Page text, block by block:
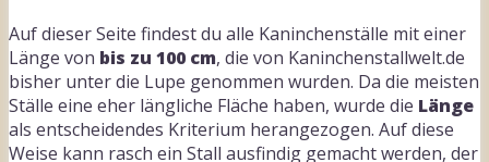
Auf dieser Seite findest du alle Kaninchenställe mit einer
Länge von bis zu 100 cm, die von Kaninchenstallwelt.de
bisher unter die Lupe genommen wurden. Da die meisten
Ställe eine eher längliche Fläche haben, wurde die Länge
als entscheidendes Kriterium herangezogen. Auf diese
Weise kann rasch ein Stall ausfindig gemacht werden, der